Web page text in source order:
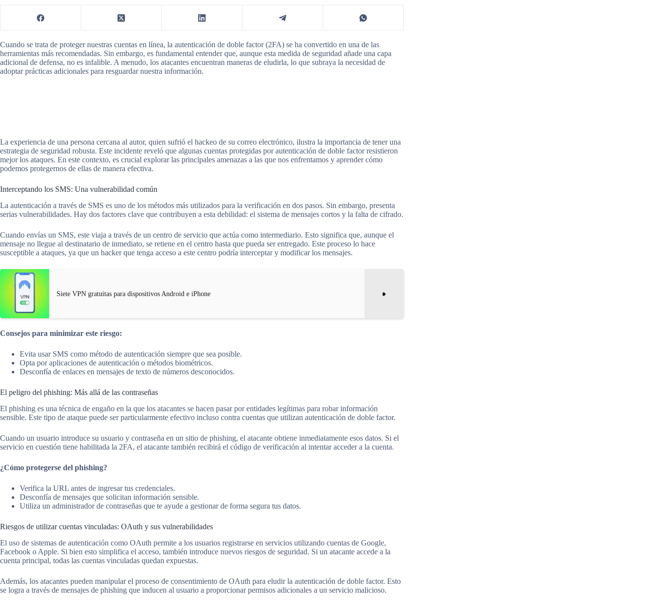
Cuando se trata de proteger nuestras cuentas en línea, la autenticación de doble factor (2FA) se ha convertido en una de las
herramientas más recomendadas. Sin embargo, es fundamental entender que, aunque esta medida de seguridad añade una capa
adicional de defensa, no es infalible. A menudo, los atacantes encuentran maneras de eludirla, lo que subraya la necesidad de
adoptar prácticas adicionales para resguardar nuestra información.
La experiencia de una persona cercana al autor, quien sufrió el hackeo de su correo electrónico, ilustra la importancia de tener una
estrategia de seguridad robusta. Este incidente reveló que algunas cuentas protegidas por autenticación de doble factor resistieron
mejor los ataques. En este contexto, es crucial explorar las principales amenazas a las que nos enfrentamos y aprender cómo
podemos protegernos de ellas de manera efectiva.
Interceptando los SMS: Una vulnerabilidad común
La autenticación a través de SMS es uno de los métodos más utilizados para la verificación en dos pasos. Sin embargo, presenta
serias vulnerabilidades. Hay dos factores clave que contribuyen a esta debilidad: el sistema de mensajes cortos y la falta de cifrado.
Cuando envías un SMS, este viaja a través de un centro de servicio que actúa como intermediario. Esto significa que, aunque el
mensaje no llegue al destinatario de inmediato, se retiene en el centro hasta que pueda ser entregado. Este proceso lo hace
susceptible a ataques, ya que un hacker que tenga acceso a este centro podría interceptar y modificar los mensajes.
Siete VPN gratuitas para dispositivos Android e iPhone
Consejos para minimizar este riesgo:
Evita usar SMS como método de autenticación siempre que sea posible.
Opta por aplicaciones de autenticación o métodos biométricos.
Desconfía de enlaces en mensajes de texto de números desconocidos.
El peligro del phishing: Más allá de las contraseñas
El phishing es una técnica de engaño en la que los atacantes se hacen pasar por entidades legítimas para robar información
sensible. Este tipo de ataque puede ser particularmente efectivo incluso contra cuentas que utilizan autenticación de doble factor.
Cuando un usuario introduce su usuario y contraseña en un sitio de phishing, el atacante obtiene inmediatamente esos datos. Si el
servicio en cuestión tiene habilitada la 2FA, el atacante también recibirá el código de verificación al intentar acceder a la cuenta.
¿Cómo protegerse del phishing?
Verifica la URL antes de ingresar tus credenciales.
Desconfía de mensajes que solicitan información sensible.
Utiliza un administrador de contraseñas que te ayude a gestionar de forma segura tus datos.
Riesgos de utilizar cuentas vinculadas: OAuth y sus vulnerabilidades
El uso de sistemas de autenticación como OAuth permite a los usuarios registrarse en servicios utilizando cuentas de Google,
Facebook o Apple. Si bien esto simplifica el acceso, también introduce nuevos riesgos de seguridad. Si un atacante accede a la
cuenta principal, todas las cuentas vinculadas quedan expuestas.
Además, los atacantes pueden manipular el proceso de consentimiento de OAuth para eludir la autenticación de doble factor. Esto
se logra a través de mensajes de phishing que inducen al usuario a proporcionar permisos adicionales a un servicio malicioso.